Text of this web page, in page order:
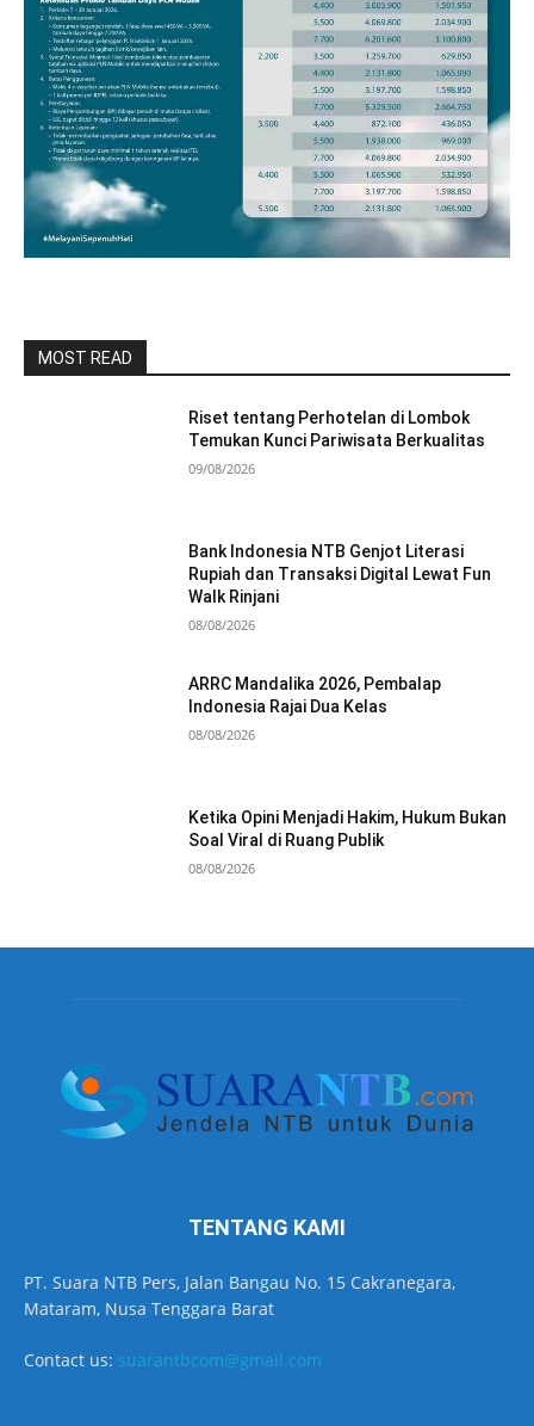
MOST READ
Riset tentang Perhotelan di Lombok
Temukan Kunci Pariwisata Berkualitas
09/08/2026
Bank Indonesia NTB Genjot Literasi
Rupiah dan Transaksi Digital Lewat Fun
Walk Rinjani
08/08/2026
ARRC Mandalika 2026, Pembalap
Indonesia Rajai Dua Kelas
08/08/2026
Ketika Opini Menjadi Hakim, Hukum Bukan
Soal Viral di Ruang Publik
08/08/2026
TENTANG KAMI
PT. Suara NTB Pers, Jalan Bangau No. 15 Cakranegara,
Mataram, Nusa Tenggara Barat
Contact us: suarantbcom@gmail.com